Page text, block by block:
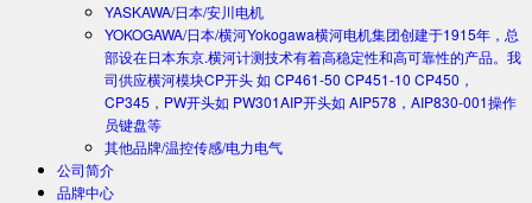
YASKAWA/日本/安川电机
YOKOGAWA/日本/横河Yokogawa横河电机集团创建于1915年，总
部设在日本东京.横河计测技术有着高稳定性和高可靠性的产品。我
司供应横河模块CP开头 如 CP461-50 CP451-10 CP450，
CP345，PW开头如 PW301AIP开头如 AIP578，AIP830-001操作
员键盘等
其他品牌/温控传感/电力电气
公司简介
品牌中心